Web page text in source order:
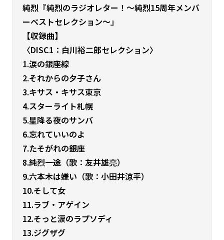
純烈『純烈のラジオレター！～純烈15周年メンバ
ーベストセレクション～』
【収録曲】
〈DISC1：白川裕二郎セレクション〉
1.涙の銀座線
2.それからの夕子さん
3.キサス・キサス東京
4.スターライト札幌
5.星降る夜のサンバ
6.忘れていいのよ
7.たそがれの銀座
8.純烈一途（歌：友井雄亮）
9.六本木は嫌い（歌：小田井涼平）
10.そして女
11.ラブ・アゲイン
12.そっと涙のラプソディ
13.ジグザグ